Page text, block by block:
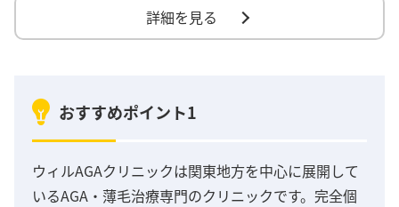
詳細を見る
おすすめポイント1
ウィルAGAクリニックは関東地方を中心に展開して
いるAGA・薄毛治療専門のクリニックです。完全個